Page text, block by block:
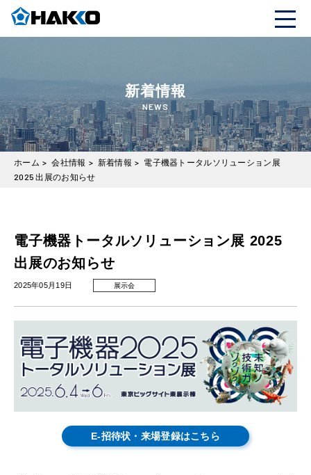
新着情報
NEWS
ホーム > 会社情報 > 新着情報 > 電子機器トータルソリューション展
2025 出展のお知らせ
電子機器トータルソリューション展 2025
出展のお知らせ
2025年05月19日 展示会
E-招待状・来場登録はこちら